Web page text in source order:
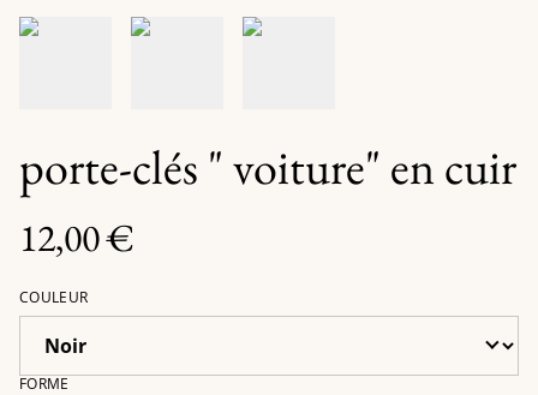
porte-clés " voiture" en cuir
12,00 €
COULEUR
FORME